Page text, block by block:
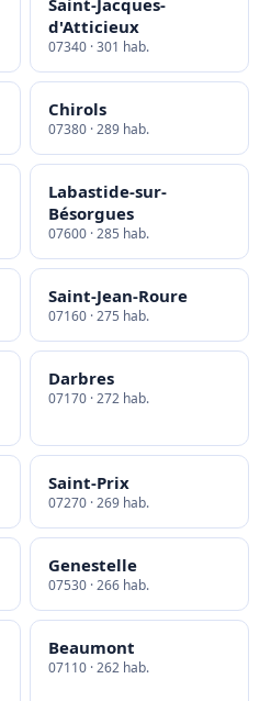
Saint-Jacques-
d'Atticieux
07340 · 301 hab.
Chirols
07380 · 289 hab.
Labastide-sur-
Bésorgues
07600 · 285 hab.
Saint-Jean-Roure
07160 · 275 hab.
Darbres
07170 · 272 hab.
Saint-Prix
07270 · 269 hab.
Genestelle
07530 · 266 hab.
Beaumont
07110 · 262 hab.